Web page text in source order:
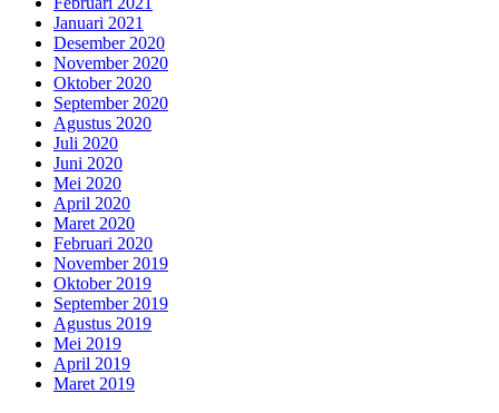
Januari 2021
Desember 2020
November 2020
Oktober 2020
September 2020
Agustus 2020
Juli 2020
Juni 2020
Mei 2020
April 2020
Maret 2020
Februari 2020
November 2019
Oktober 2019
September 2019
Agustus 2019
Mei 2019
April 2019
Maret 2019